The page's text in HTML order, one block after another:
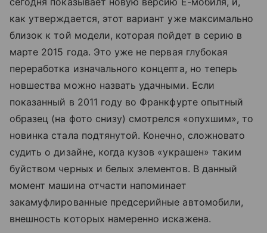
как утверждается, этот вариант уже максимально
близок к той модели, которая пойдет в серию в
марте 2015 года. Это уже не первая глубокая
переработка изначального концепта, но теперь
новшества можно назвать удачными. Если
показанный в 2011 году во Франкфурте опытный
образец (на фото снизу) смотрелся «опухшим», то
новинка стала подтянутой. Конечно, сложновато
судить о дизайне, когда кузов «украшен» таким
буйством черных и белых элементов. В данный
момент машина отчасти напоминает
закамуфлированные предсерийные автомобили,
внешность которых намеренно искажена.